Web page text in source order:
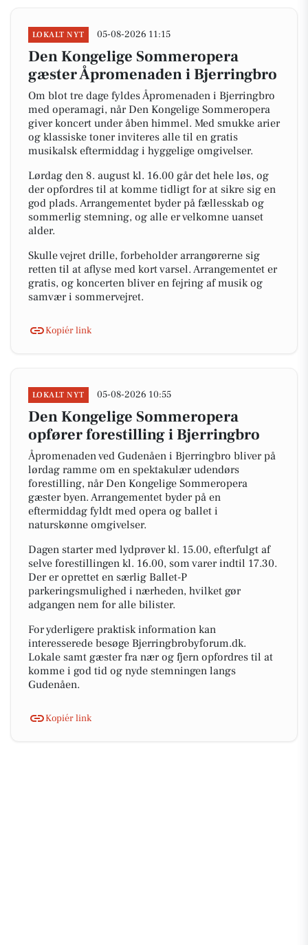
LOKALT NYT 05-08-2026 11:15
Den Kongelige Sommeropera
gæster Åpromenaden i Bjerringbro
Om blot tre dage fyldes Åpromenaden i Bjerringbro
med operamagi, når Den Kongelige Sommeropera
giver koncert under åben himmel. Med smukke arier
og klassiske toner inviteres alle til en gratis
musikalsk eftermiddag i hyggelige omgivelser.
Lørdag den 8. august kl. 16.00 går det hele løs, og
der opfordres til at komme tidligt for at sikre sig en
god plads. Arrangementet byder på fællesskab og
sommerlig stemning, og alle er velkomne uanset
alder.
Skulle vejret drille, forbeholder arrangørerne sig
retten til at aflyse med kort varsel. Arrangementet er
gratis, og koncerten bliver en fejring af musik og
samvær i sommervejret.
Kopiér link
LOKALT NYT 05-08-2026 10:55
Den Kongelige Sommeropera
opfører forestilling i Bjerringbro
Åpromenaden ved Gudenåen i Bjerringbro bliver på
lørdag ramme om en spektakulær udendørs
forestilling, når Den Kongelige Sommeropera
gæster byen. Arrangementet byder på en
eftermiddag fyldt med opera og ballet i
naturskønne omgivelser.
Dagen starter med lydprøver kl. 15.00, efterfulgt af
selve forestillingen kl. 16.00, som varer indtil 17.30.
Der er oprettet en særlig Ballet-P
parkeringsmulighed i nærheden, hvilket gør
adgangen nem for alle bilister.
For yderligere praktisk information kan
interesserede besøge Bjerringbrobyforum.dk.
Lokale samt gæster fra nær og fjern opfordres til at
komme i god tid og nyde stemningen langs
Gudenåen.
Kopiér link